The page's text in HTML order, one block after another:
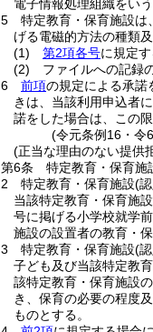
電子情報処理組織をいう
5
特定教育・保育施設は、
げる電磁的方法の種類
(1)
第2項各号に規定
(2)
ファイルへの記録
6
前項の規定による承諾
きは、当該利用申込者に
諾をした場合は、この限
(令元条例16・令
(正当な理由のない提供
第6条
特定教育・保育施
2
特定教育・保育施設(
当該特定教育・保育施
号に掲げる小学校就学
施設の設置者の教育・
3
特定教育・保育施設(
子ども及び当該特定教
該特定教育・保育施設
き、保育の必要の程度
ものとする。